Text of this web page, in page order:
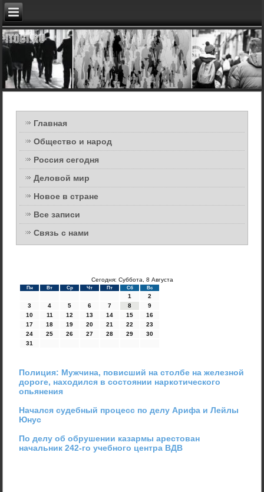
Главная
Общество и народ
Россия сегодня
Деловой мир
Новое в стране
Все записи
Связь с нами
Сегодня: Суббота, 8 Августа
Пн Вт Ср Чт Пт Сб Вс
1
2
3
4 5 6 7 8
9
10
11 12 13 14 15
16
17
18 19 20 21 22
23
24
25 26 27 28 29
30
31
Полиция: Мужчина, повисший на столбе на железной
дороге, находился в состоянии наркотического
опьянения
Начался судебный процесс по делу Арифа и Лейлы
Юнус
По делу об обрушении казармы арестован
начальник 242-го учебного центра ВДВ